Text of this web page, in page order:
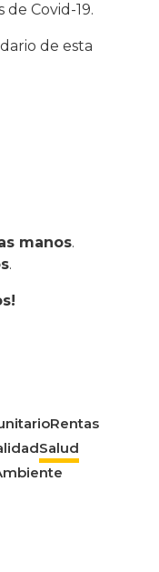
de Covid-19.
de esta
manos.
.
Rentas
Salud